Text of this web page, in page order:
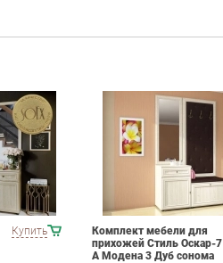
Купить
Комплект мебели для
прихожей Стиль Оскар-7
А Модена 3 Дуб сонома